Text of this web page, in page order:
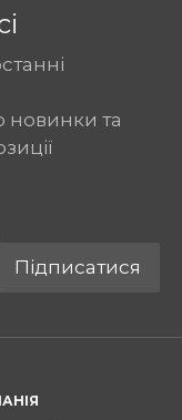
новинки та
Підписатися